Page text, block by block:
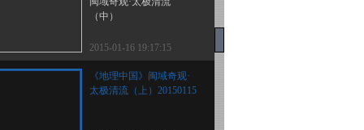
（中）
2015-01-16 19:17:15
《地理中国》闽域奇观·
太极清流（上）20150115